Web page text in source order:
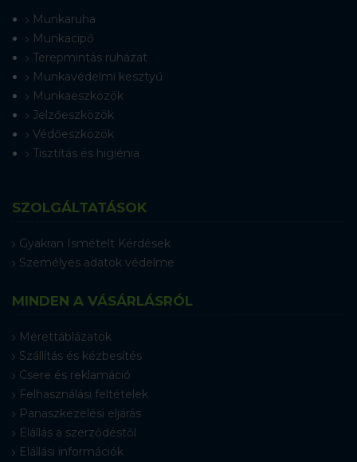
Munkaruha
Munkacipő
Terepmintás ruházat
Munkavédelmi kesztyű
Munkaeszközök
Jelzőeszközök
Védőeszközök
Tisztítás és higiénia
SZOLGÁLTATÁSOK
Gyakran Ismételt Kérdések
Személyes adatok védelme
MINDEN A VÁSÁRLÁSRÓL
Mérettáblázatok
Szállítás és kézbesítés
Csere és reklamáció
Felhasználási feltételek
Panaszkezelési eljárás
Elállás a szerződéstől
Elállási információk